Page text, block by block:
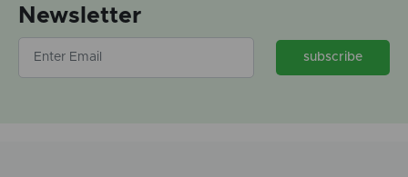
Newsletter
subscribe